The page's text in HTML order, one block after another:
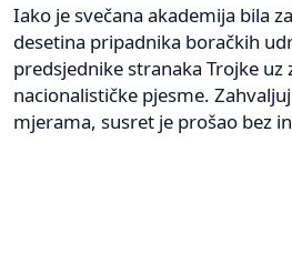
Iako je svečana akademija bila
desetina pripadnika boračkih
predsjednike stranaka Trojke uz
nacionalističke pjesme.
mjerama, susret je prošao bez